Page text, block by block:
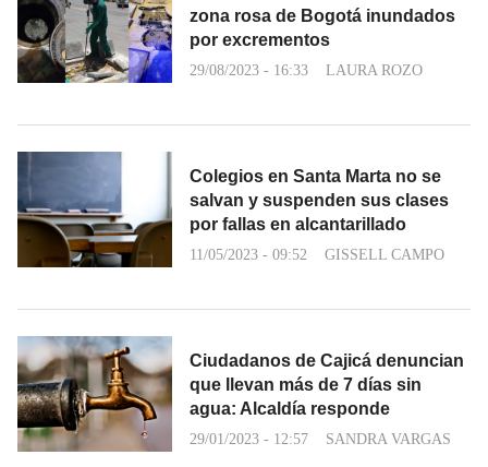
zona rosa de Bogotá inundados
por excrementos
29/08/2023 - 16:33 LAURA ROZO
Colegios en Santa Marta no se
salvan y suspenden sus clases
por fallas en alcantarillado
11/05/2023 - 09:52 GISSELL CAMPO
Ciudadanos de Cajicá denuncian
que llevan más de 7 días sin
agua: Alcaldía responde
29/01/2023 - 12:57 SANDRA VARGAS